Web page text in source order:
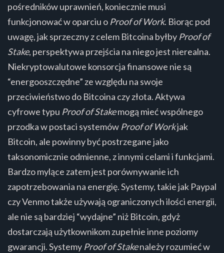
pośredników uprawnień, koniecznie musi
funkcjonować w oparciu o Proof of Work. Biorąc pod
uwagę, jak sprzeczny z celem Bitcoina byłby Proof of
Stake, perspektywa przejścia na niego jest nierealna.
Niekryptowalutowe konsorcja finansowe nie są
“energooszczędne” ze względu na swoje
przeciwieństwo do Bitcoina czy złota. Aktywa
cyfrowe typu Proof of Stakemogą mieć wspólnego
przodka w postaci systemów Proof of Workjak
Bitcoin, ale powinny być postrzegane jako
taksonomicznie odmienne, z innymi celami i funkcjami.
Bardzo mylące zatem jest porównywanie ich
zapotrzebowania na energię. Systemy, takie jak Paypal
czy Venmo także używają ograniczonych ilości energii,
ale nie są bardziej “wydajne” niż Bitcoin, gdyż
dostarczają użytkownikom zupełnie inne poziomy
gwarancji. Systemy Proof of Stakenależy rozumieć w